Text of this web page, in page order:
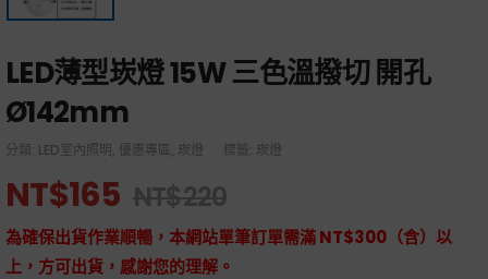
LED薄型崁燈 15W 三色溫撥切 開孔
Ø142mm
分類: LED室內照明, 優惠專區, 崁燈 標籤: 崁燈
NT$165 NT$220
為確保出貨作業順暢，本網站單筆訂單需滿 NT$300（含）以
上，方可出貨，感謝您的理解。